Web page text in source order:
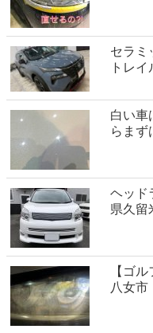
セラミ
トレ
白い車
らまず
ヘッド
県久留
【ゴ
八女市